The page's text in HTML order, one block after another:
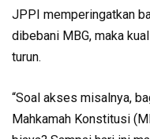
JPPI memperingatkan
dibebani MBG, maka
turun.
“Soal akses misalnya,
Mahkamah Konstitusi